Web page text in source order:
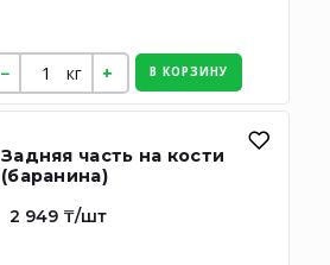
кг В КОРЗИНУ
Задняя часть на кости
(баранина)
2 949 ₸/шт